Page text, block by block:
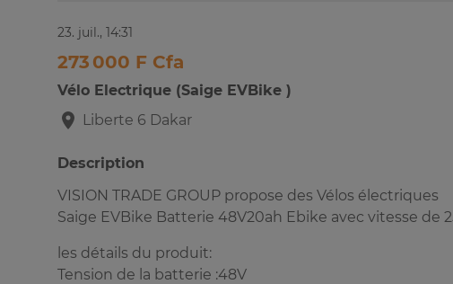
23. juil., 14:31
273 000 F Cfa
Vélo Electrique (Saige EVBike )
Liberte 6 Dakar
Description
VISION TRADE GROUP propose des Vélos électriques
Saige EVBike Batterie 48V20ah Ebike avec vitesse de
les détails du produit:
Tension de la batterie :48V